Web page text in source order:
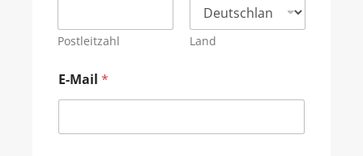
Postleitzahl Land
E-Mail *